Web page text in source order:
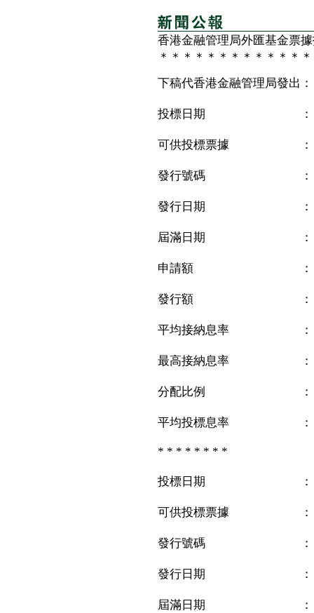
香港金融管理局外匯基金票
＊＊＊＊＊＊＊＊＊＊＊＊
下稿代香港金融管理局發出：
投標日期 ： 二零
可供投標票據 ：
發行號碼 ：
發行日期 ： 二零
屆滿日期 ： 二零
申請額 ：
發行額 ：
平均接納息率 ：
最高接納息率 ：
分配比例 ：
平均投標息率 ：
* * * * * * * *
投標日期 ： 二零
可供投標票據 ：
發行號碼 ：
發行日期 ： 二零
屆滿日期 ： 二零